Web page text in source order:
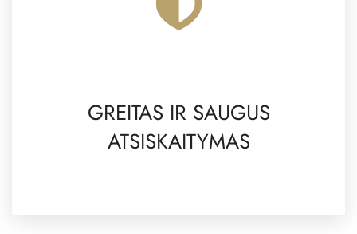
GREITAS IR SAUGUS
ATSISKAITYMAS